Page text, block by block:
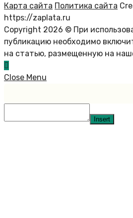
Карта сайта Политика сайта
https://zaplata.ru
Copyright 2026 © При
публикацию необходимо
на статью, размещенную на
Close Menu
Insert